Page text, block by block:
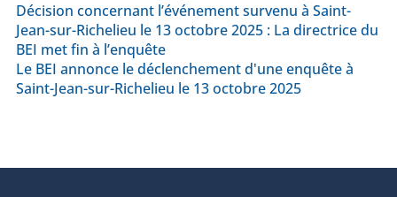
Décision concernant l’événement survenu à Saint-
Jean-sur-Richelieu le 13 octobre 2025 : La directrice du
BEI met fin à l’enquête
Le BEI annonce le déclenchement d'une enquête à
Saint-Jean-sur-Richelieu le 13 octobre 2025